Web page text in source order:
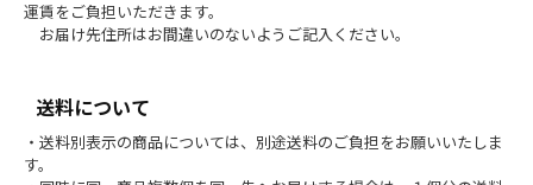
運賃をご負担いただきます。
お届け先住所はお間違いのないようご記入ください。
送料について
・送料別表示の商品については、別途送料のご負担をお願いいたしま
す。